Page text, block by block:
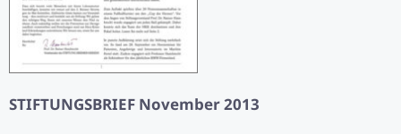
STIFTUNGSBRIEF November 2013